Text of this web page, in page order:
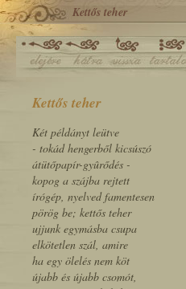
Kettős teher
Kettős teher
Két példányt leütve
- tokád hengerből kicsúszó
átütőpapír-gyûrődés -
kopog a szájba rejtett
írógép, nyelved famentesen
pörög be; kettős teher
ujjunk egymásba csupa
elkötetlen szál, amire
ha egy ölelés nem köt
újabb és újabb csomót,